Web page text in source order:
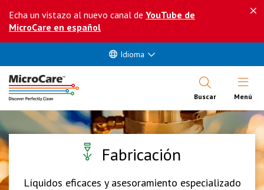
Echa un vistazo al nuevo canal de YouTube de
MicroCare en español
Idioma
Buscar Abrir
Menú
Fabricación
Líquidos eficaces y asesoramiento especializado